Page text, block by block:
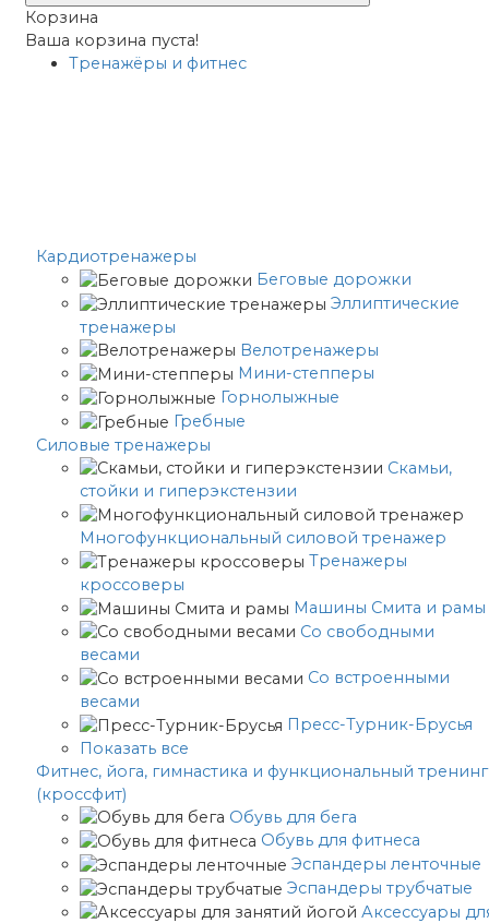
Корзина
Ваша корзина пуста!
Тренажёры и фитнес
Кардиотренажеры
Беговые дорожки
Эллиптические
тренажеры
Велотренажеры
Мини-степперы
Горнолыжные
Гребные
Cиловые тренажеры
Скамьи,
стойки и гиперэкстензии
Многофункциональный силовой тренажер
Тренажеры
кроссоверы
Машины Смита и рамы
Со свободными
весами
Со встроенными
весами
Пресс-Турник-Брусья
Показать все
Фитнес, йога, гимнастика и функциональный тренинг
(кроссфит)
Обувь для бега
Обувь для фитнеса
Эспандеры ленточные
Эспандеры трубчатые
Аксессуары